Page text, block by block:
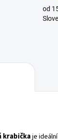
od
krabičkaje